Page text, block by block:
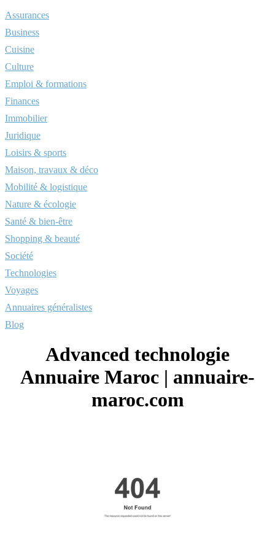
Assurances
Business
Cuisine
Culture
Emploi & formations
Finances
Immobilier
Juridique
Loisirs & sports
Maison, travaux & déco
Mobilité & logistique
Nature & écologie
Santé & bien-être
Shopping & beauté
Société
Technologies
Voyages
Annuaires généralistes
Blog
Advanced technologie
Annuaire Maroc | annuaire-
maroc.com